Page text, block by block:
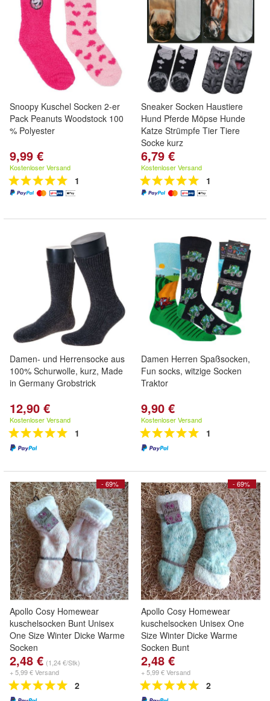
Snoopy Kuschel Socken 2-er
Pack Peanuts Woodstock 100
% Polyester
9,99 €
Kostenloser Versand
1
Sneaker Socken Haustiere
Hund Pferde Möpse Hunde
Katze Strümpfe Tier Tiere
Socke kurz
6,79 €
Kostenloser Versand
1
Damen- und Herrensocke aus
100% Schurwolle, kurz, Made
in Germany Grobstrick
12,90 €
Kostenloser Versand
1
Damen Herren Spaßsocken,
Fun socks, witzige Socken
Traktor
9,90 €
Kostenloser Versand
1
- 69%
Apollo Cosy Homewear
kuschelsocken Bunt Unisex
One Size Winter Dicke Warme
Socken
2,48 € (1,24 €/Stk)
+ 5,99 € Versand
2
- 69%
Apollo Cosy Homewear
kuschelsocken Unisex One
Size Winter Dicke Warme
Socken Bunt
2,48 €
+ 5,99 € Versand
2